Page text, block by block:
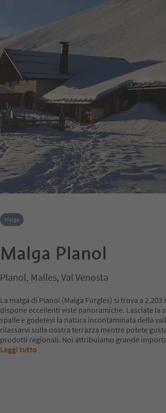
Malga
Malga Planol
Planol, Malles, Val Venosta
La malga di Planol (Malga Furgles) si trova a
dispone eccellenti viste panoramiche. Lasciate la
spalle e godetevi la natura incontaminata della
rilassarvi sulla nostra terrazza mentre potete
prodotti regionali. Noi attribuiamo grande
Leggi tutto